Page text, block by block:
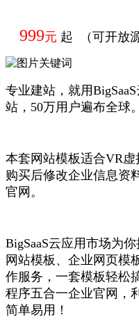
999元 起 （可开放
专业建站，就用
站，50万用户遍布全球。
本套网站模板适合VR虚
购买后修改企业信息资
官网。
BigSaaS云应用市场为
网站模板、企业网页模
作服务，一套模板轻松
程序五合一企业官网，
简单易用！